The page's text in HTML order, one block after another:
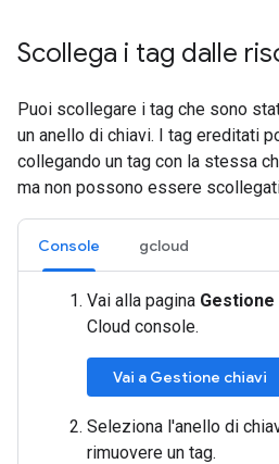
Scollega i tag dalle
Puoi scollegare i tag che sono
un anello di chiavi. I tag ereditati
collegando un tag con la stessa
ma non possono essere
Console gcloud
Vai alla pagina Gestione
Cloud console.
Vai a Gestione chiavi
Seleziona l'anello di
rimuovere un tag.